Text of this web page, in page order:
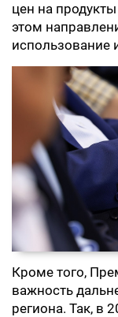
цен на
этом
Кроме того,
важность
региона. Так, в